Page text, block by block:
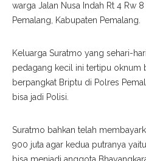
warga Jalan Nusa Indah Rt 4 Rw
Pemalang, Kabupaten Pemalang.
Keluarga Suratmo yang sehari-
pedagang kecil ini tertipu oknum
berpangkat Briptu di Polres
bisa jadi Polisi.
Suratmo bahkan telah
900 juta agar kedua putranya